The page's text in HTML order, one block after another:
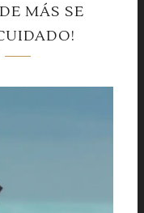
MÁS SE